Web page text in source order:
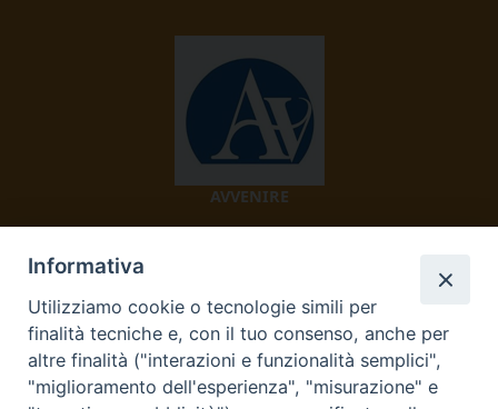
AVVENIRE
Informativa
Utilizziamo cookie o tecnologie simili per
finalità tecniche e, con il tuo consenso, anche per
altre finalità ("interazioni e funzionalità semplici",
"miglioramento dell'esperienza", "misurazione" e